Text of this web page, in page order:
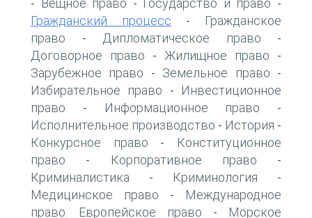
- Вещное право - Государство и право -
Гражданский процесс -
Гражданское
право - Дипломатическое право -
Договорное право - Жилищное право -
Зарубежное право - Земельное право -
Избирательное право -
Инвестиционное
право - Информационное право -
Исполнительное производство - История -
Конкурсное право -
Конституционное
право - Корпоративное право -
Криминалистика - Криминология -
Медицинское право -
Международное
право. Европейское право -
Морское